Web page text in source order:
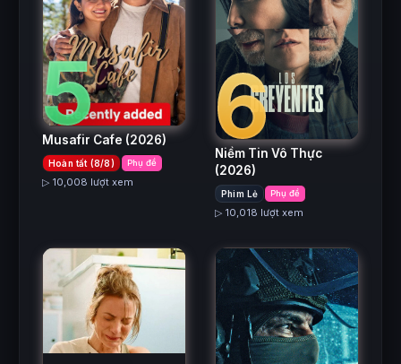
5
Musafir Cafe (2026)
Hoàn tất (8/8) Phụ đề
▷ 10,008 lượt xem
6
Niềm Tin Vô Thực
(2026)
Phim Lẻ Phụ đề
▷ 10,018 lượt xem